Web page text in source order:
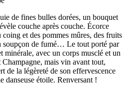
de fines bulles dorées, un bouquet
couche après couche. Écorce
coing et des pommes mûres, des fruits
soupçon de fumé… Le tout porté par
minérale, avec un corps musclé et un
Champagne, mais vin avant tout,
de la légèreté de son effervescence
danseuse étoile. Renversant !